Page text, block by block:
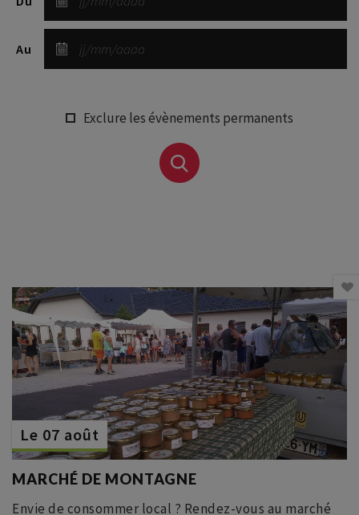
Au
Exclure les évènements permanents
Le 07 août
MARCHÉ DE MONTAGNE
Envie de consommer local ? Rendez-vous au marché